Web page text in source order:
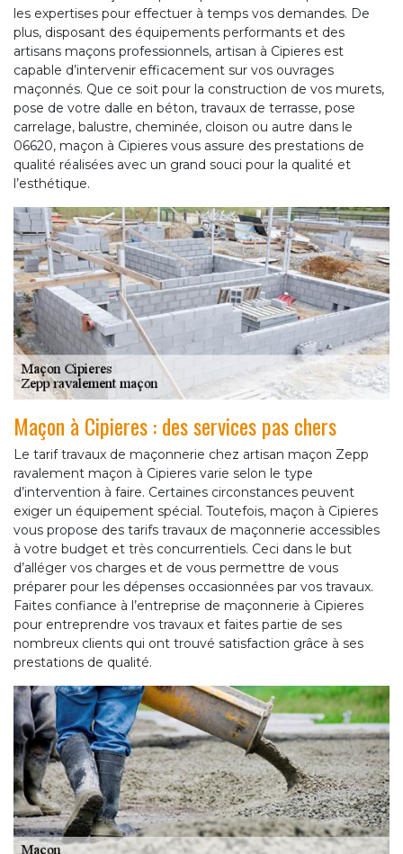
les expertises pour effectuer à temps vos demandes. De
plus, disposant des équipements performants et des
artisans maçons professionnels, artisan à Cipieres est
capable d’intervenir efficacement sur vos ouvrages
maçonnés. Que ce soit pour la construction de vos murets,
pose de votre dalle en béton, travaux de terrasse, pose
carrelage, balustre, cheminée, cloison ou autre dans le
06620, maçon à Cipieres vous assure des prestations de
qualité réalisées avec un grand souci pour la qualité et
l’esthétique.
Maçon à Cipieres : des services pas chers
Le tarif travaux de maçonnerie chez artisan maçon Zepp
ravalement maçon à Cipieres varie selon le type
d’intervention à faire. Certaines circonstances peuvent
exiger un équipement spécial. Toutefois, maçon à Cipieres
vous propose des tarifs travaux de maçonnerie accessibles
à votre budget et très concurrentiels. Ceci dans le but
d’alléger vos charges et de vous permettre de vous
préparer pour les dépenses occasionnées par vos travaux.
Faites confiance à l’entreprise de maçonnerie à Cipieres
pour entreprendre vos travaux et faites partie de ses
nombreux clients qui ont trouvé satisfaction grâce à ses
prestations de qualité.